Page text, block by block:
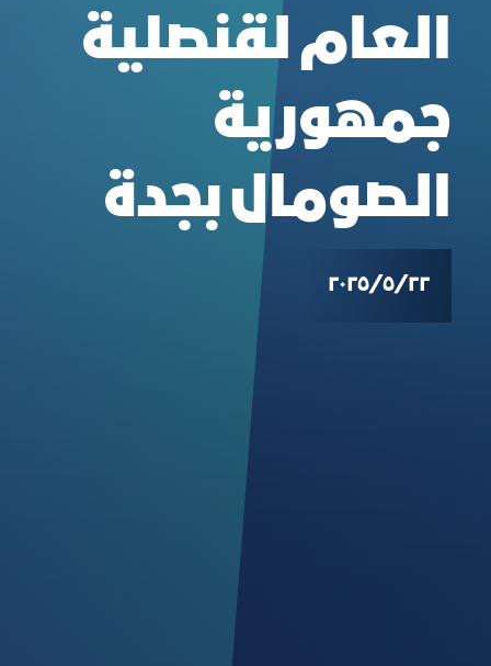
العام لقنصلية
جمهورية
الصومال بجدة
٢٢‏/٥‏/٢٠٢٥